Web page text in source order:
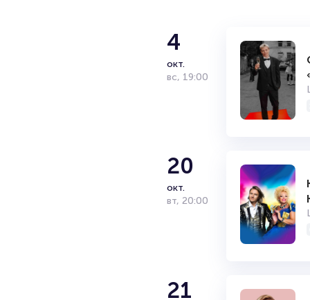
4
окт.
вс, 19:00
20
окт.
вт, 20:00
21